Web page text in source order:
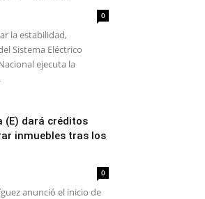
0
la estabilidad,
Sistema Eléctrico
ejecuta la
(E) dará créditos
inmuebles tras los
0
anunció el inicio de